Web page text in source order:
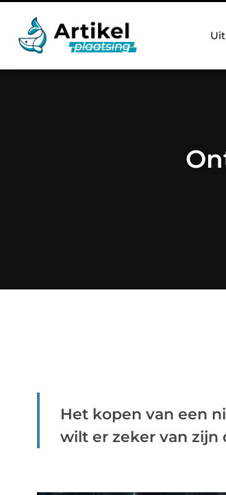
Het kopen van een
wilt er zeker van zijn